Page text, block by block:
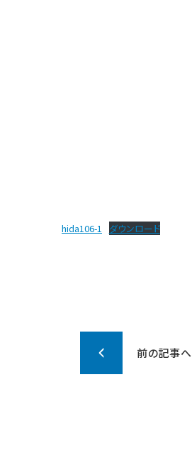
hida106-1 ダウンロード
前の記事へ